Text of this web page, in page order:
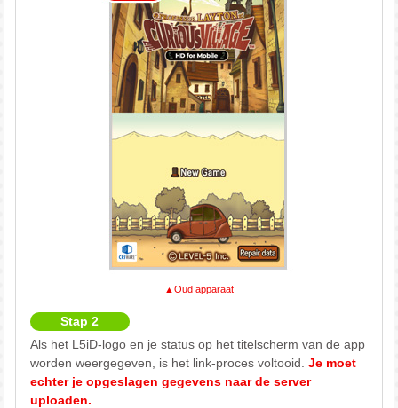
▲Oud apparaat
Stap 2
Als het L5iD-logo en je status op het titelscherm van de app
worden weergegeven, is het link-proces voltooid. Je moet
echter je opgeslagen gegevens naar de server
uploaden.